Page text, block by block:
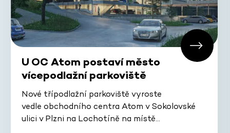
U OC Atom postaví město
vícepodlažní parkoviště
Nové třípodlažní parkoviště vyroste
vedle obchodního centra Atom v Sokolovské
ulici v Plzni na Lochotíně na místě…